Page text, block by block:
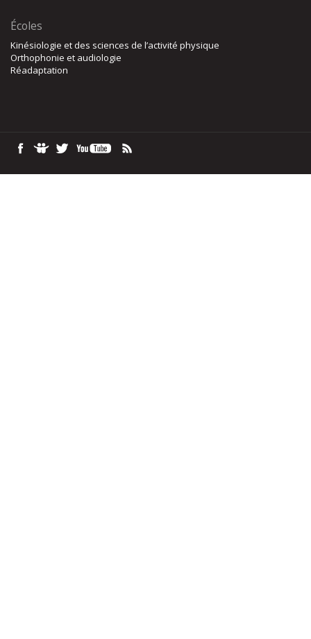
Écoles
Kinésiologie et des sciences de l’activité physique
Orthophonie et audiologie
Réadaptation